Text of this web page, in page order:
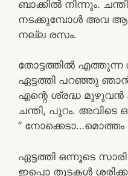
ബാക്കിൽ നിന്നും.
നടക്കുമ്പോൾ അവ
നല്ല രസം.
തോട്ടത്തിൽ
ഏട്ടത്തി പറഞ്ഞു ഞാൻ
എന്റെ ശ്രദ്ധ മുഴുവൻ
ചന്തി, പുറം. അവിടെ
” നോക്കെടാ…മൊത്തം
ഏട്ടത്തി ഒന്നൂടെ സാരി
ഇപ്പൊ തുടകൾ